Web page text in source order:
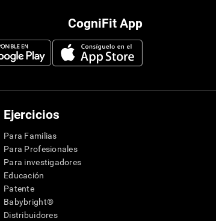
CogniFit App
Ejercicios
Para Familias
Para Profesionales
Para investigadores
Educación
Patente
Babybright®
Distribuidores